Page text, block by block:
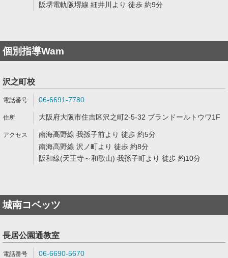
阪堺電軌阪堺線 細井川より 徒歩 約9分
個別指導Wam
沢之町校
06-6691-7780
大阪府大阪市住吉区沢之町2-5-32 ブランドールトウワ1F
南海高野線 我孫子前より 徒歩 約5分
南海高野線 沢ノ町より 徒歩 約8分
阪和線(天王寺～和歌山) 我孫子町より 徒歩 約10分
城南コベッツ
長居公園通教室
06-6690-5670